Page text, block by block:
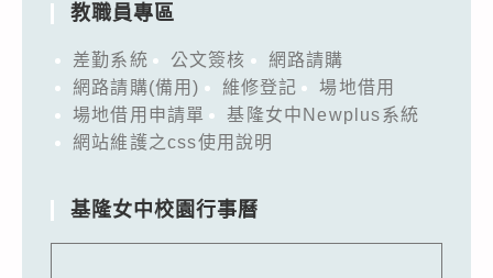
教職員專區
差勤系統 公文簽核
網路請購
網路請購(備用)
維修登記
場地借用
場地借用申請單
基隆女中Newplus系統
網站維護之css使用說明
基隆女中校園行事曆